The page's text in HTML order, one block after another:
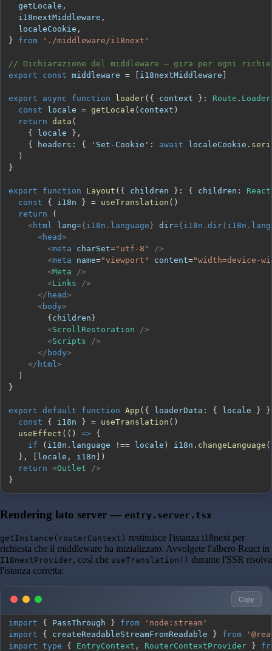
  getLocale
,
  i18nextMiddleware
,
  localeCookie
,
}
from './middleware/i18next'
// Dichiarazione del middleware — gira per ogni
export
const middleware = i18nextMiddleware
export async function loader( { context } : Route .
const locale = getLocale ( context )
return data (
{
locale } ,
{
headers : { 'Set-Cookie' : await localeCookie .
)
}
export function Layout ( { children } : { children : React
const
{ i18n } = useTranslation ( )
return
(
< html lang={ i18n . language } dir={ i18n . dir ( i18n .
< head>
<meta charSet=" utf-8 "
/>
<meta name="viewport " content="width=device-
<Meta
/>
<Links
/>
</ head>
< body>
{ children }
<ScrollRestoration
/>
<Scripts
/>
</ body>
</ html >
)
}
export default function App ( { loaderData : { locale } }
const
{ i18n } = useTranslation ( )
useEffect ( ( ) => {
if
( i18n . language !== locale ) i18n . changeLanguage (
} , locale , i18n
)
return
<Outlet
/>
}
Rendering lato server — entry.server.tsx
getInstance(routerContext) restituisce l'istanza i18next per
richiesta che il middleware ha inizializzato. Avvolgete l'albero React in
I18nextProvider, così che useTranslation() durante l'SSR risolva
l'istanza corretta:
Copy
import { PassThrough } from
'node:stream'
import
{ createReadableStreamFromReadable } from
import type { EntryContext , RouterContextProvider }